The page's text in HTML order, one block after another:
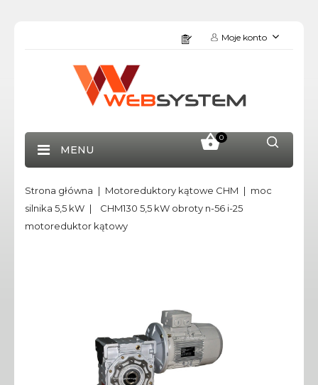
Moje konto
0
MENU
Strona główna Motoreduktory kątowe CHM
moc
silnika 5,5 kW
CHM130 5,5 kW obroty n-56 i-25
motoreduktor kątowy